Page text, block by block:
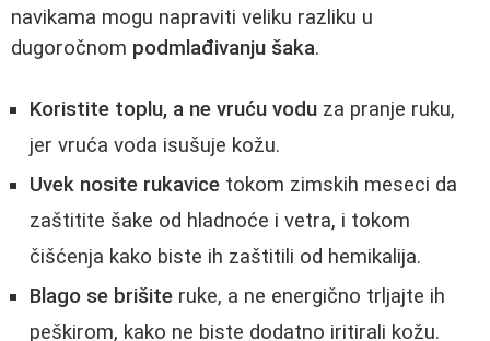
navikama mogu napraviti veliku razliku u
dugoročnom podmlađivanju šaka.
Koristite toplu, a ne vruću vodu za pranje ruku,
jer vruća voda isušuje kožu.
Uvek nosite rukavice tokom zimskih meseci da
zaštitite šake od hladnoće i vetra, i tokom
čišćenja kako biste ih zaštitili od hemikalija.
Blago se brišite ruke, a ne energično trljajte ih
peškirom, kako ne biste dodatno iritirali kožu.